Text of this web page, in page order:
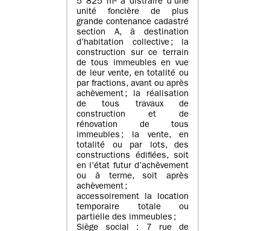
5 825 m² à distraire d’une
unité foncière de plus
grande contenance cadastré
section A, à destination
d’habitation collective ; la
construction sur ce terrain
de tous immeubles en vue
de leur vente, en totalité ou
par fractions, avant ou après
achèvement ; la réalisation
de tous travaux de
construction et de
rénovation de tous
immeubles ; la vente, en
totalité ou par lots, des
constructions édifiées, soit
en l’état futur d’achèvement
ou à terme, soit après
achèvement ;
accessoirement la location
temporaire totale ou
partielle des immeubles ;
Siège social : 7 rue de